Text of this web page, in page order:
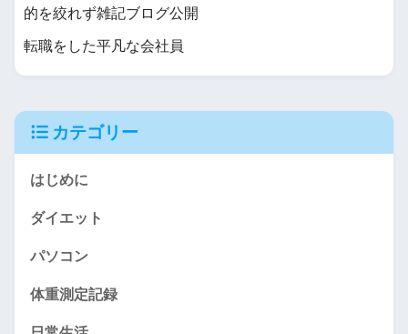
的を絞れず雑記ブログ公開
転職をした平凡な会社員
カテゴリー
はじめに
ダイエット
パソコン
体重測定記録